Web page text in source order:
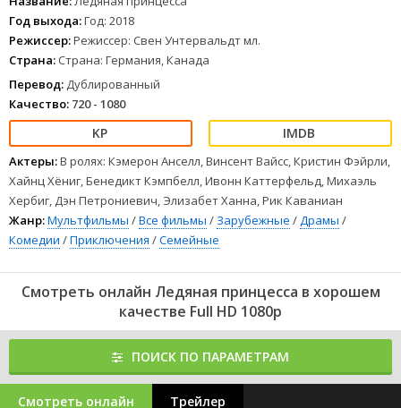
Год выхода:Год: 2018
Режиссер:Режиссер: Свен Унтервальдт мл.
Страна: Страна: Германия, Канада
Перевод: Дублированный
Качество: 720 - 1080
Актеры:В ролях: Кэмерон Анселл, Винсент Вайсс, Кристин Фэйрли,
Хайнц Хёниг, Бенедикт Кэмпбелл, Ивонн Каттерфельд, Михаэль
Хербиг, Дэн Петрониевич, Элизабет Ханна, Рик Каваниан
Жанр:Мультфильмы /Все фильмы / Зарубежные /Драмы /
Комедии /Приключения /Семейные
Смотреть онлайн Ледяная принцесса в хорошем
качестве Full HD 1080p
ПОИСК ПО ПАРАМЕТРАМ
Смотреть онлайн Трейлер